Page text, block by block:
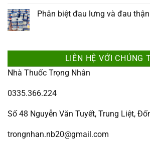
Phân biệt đau lưng và đau thận
LIÊN HỆ VỚI CHÚNG
Nhà Thuốc Trọng Nhân
0335.366.224
Số 48 Nguyễn Văn Tuyết, Trung Liệt,
trongnhan.nb20@gmail.com